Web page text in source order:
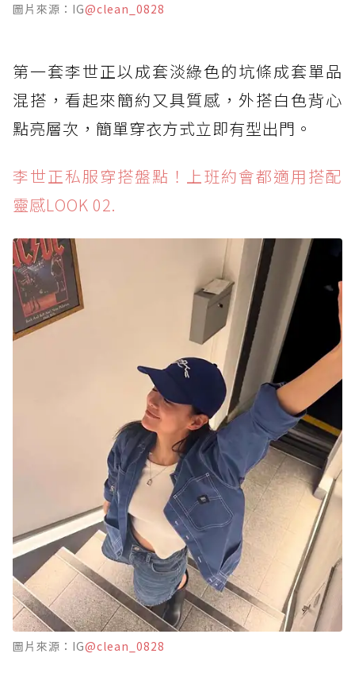
圖片來源：IG@clean_0828
第一套李世正以成套淡綠色的坑條成套單品
混搭，看起來簡約又具質感，外搭白色背心
點亮層次，簡單穿衣方式立即有型出門。
李世正私服穿搭盤點！上班約會都適用搭配
靈感LOOK 02.
圖片來源：IG@clean_0828